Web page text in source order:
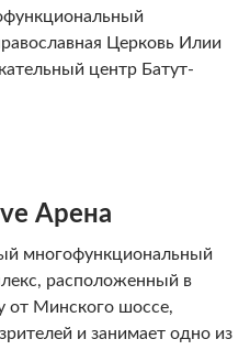
Церковь Илии
центр Батут-
Арена
многофункциональный
расположенный в
от Минского шоссе,
и занимает одно из